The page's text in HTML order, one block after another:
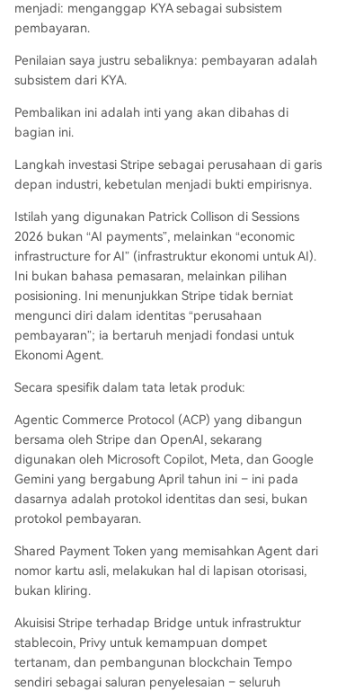
menjadi: menganggap KYA sebagai subsistem
pembayaran.
Penilaian saya justru sebaliknya: pembayaran adalah
subsistem dari KYA.
Pembalikan ini adalah inti yang akan dibahas di
bagian ini.
Langkah investasi Stripe sebagai perusahaan di garis
depan industri, kebetulan menjadi bukti empirisnya.
Istilah yang digunakan Patrick Collison di Sessions
2026 bukan “AI payments”, melainkan “economic
infrastructure for AI” (infrastruktur ekonomi untuk AI).
Ini bukan bahasa pemasaran, melainkan pilihan
posisioning. Ini menunjukkan Stripe tidak berniat
mengunci diri dalam identitas “perusahaan
pembayaran”; ia bertaruh menjadi fondasi untuk
Ekonomi Agent.
Secara spesifik dalam tata letak produk:
Agentic Commerce Protocol (ACP) yang dibangun
bersama oleh Stripe dan OpenAI, sekarang
digunakan oleh Microsoft Copilot, Meta, dan Google
Gemini yang bergabung April tahun ini – ini pada
dasarnya adalah protokol identitas dan sesi, bukan
protokol pembayaran.
Shared Payment Token yang memisahkan Agent dari
nomor kartu asli, melakukan hal di lapisan otorisasi,
bukan kliring.
Akuisisi Stripe terhadap Bridge untuk infrastruktur
stablecoin, Privy untuk kemampuan dompet
tertanam, dan pembangunan blockchain Tempo
sendiri sebagai saluran penyelesaian – seluruh